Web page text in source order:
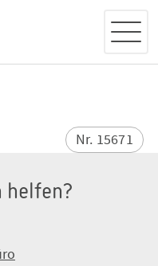
Nr. 15671
helfen?